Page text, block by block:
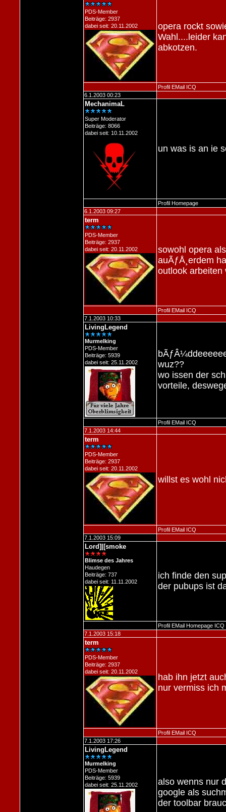
PDS-Member
Beiträge: 2937
dabei seit: 20.11.2002
opera rockt
Wahl....leider
abkotzen.
Profil EMail ICQ
6.1.2003 00:23
MechanimaL
Super Moderator
Beiträge: 8066
dabei seit: 10.11.2002
un was is an ie
Profil Homepage
6.1.2003 09:27
term
PDS-Member
Beiträge: 2937
dabei seit: 20.11.2002
sowohl opera
auÃƒÅ¸erdem
outlook arbeiten
Profil EMail ICQ
7.1.2003 10:33
LivingLegend
Murmelking
PDS-Member
Beiträge: 5939
dabei seit: 25.11.2002
wuz??
wo issen der
vorteile,
Profil EMail ICQ
7.1.2003 14:44
term
PDS-Member
Beiträge: 2937
dabei seit: 20.11.2002
willst es wohl
Profil EMail ICQ
7.1.2003 15:09
Lord]|[smoke
Blimse des Jahres
Haudegen
Beiträge: 737
dabei seit: 11.11.2002
ich finde den
der pubups ist
Profil EMail Homepage ICQ
7.1.2003 15:18
term
PDS-Member
Beiträge: 2937
dabei seit: 20.11.2002
hab ihn jetzt
nur vermiss ich
Profil EMail ICQ
7.1.2003 17:26
LivingLegend
Murmelking
PDS-Member
Beiträge: 5939
dabei seit: 25.11.2002
also wenns nur
google als
der toolbar